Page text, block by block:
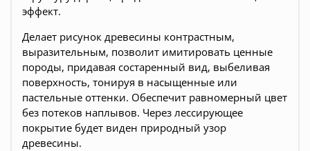
эффект.
Делает рисунок древесины контрастным,
выразительным, позволит имитировать ценные
породы, придавая состаренный вид, выбеливая
поверхность, тонируя в насыщенные или
пастельные оттенки. Обеспечит равномерный цвет
без потеков наплывов. Через лессирующее
покрытие будет виден природный узор
древесины.